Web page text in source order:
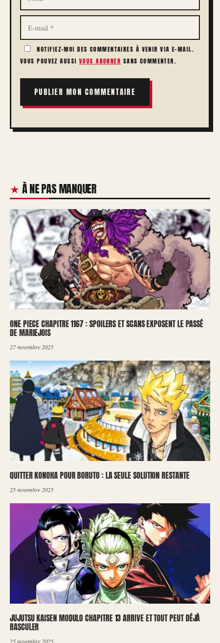
E-
MAIL
NOTIFIEZ-MOI DES COMMENTAIRES À VENIR VIA E-MAIL.
VOUS POUVEZ AUSSI VOUS ABONNER SANS COMMENTER.
À NE PAS MANQUER
ONE PIECE CHAPITRE 1167 : SPOILERS ET SCANS EXPOSENT LE PASSÉ
DE MARIEJOIS
27 novembre 2025
QUITTER KONOHA POUR BORUTO : LA SEULE SOLUTION RESTANTE
25 novembre 2025
JUJUTSU KAISEN MODULO CHAPITRE 13 ARRIVE ET TOUT PEUT DÉJÀ
BASCULER
25 novembre 2025